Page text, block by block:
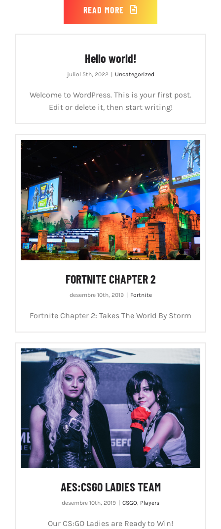
READ MORE
Hello world!
juliol 5th, 2022 Uncategorized
Welcome to WordPress. This is your first post.
Edit or delete it, then start writing!
FORTNITE CHAPTER 2
desembre 10th, 2019 | Fortnite
Fortnite Chapter 2: Takes The World By Storm
AES:CSGO LADIES TEAM
desembre 10th, 2019 CSGO, Players
Our CS:GO Ladies are Ready to Win!